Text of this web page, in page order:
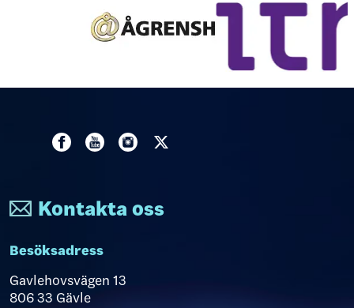
Kontakta oss
Besöksadress
Gavlehovsvägen 13
806 33 Gävle